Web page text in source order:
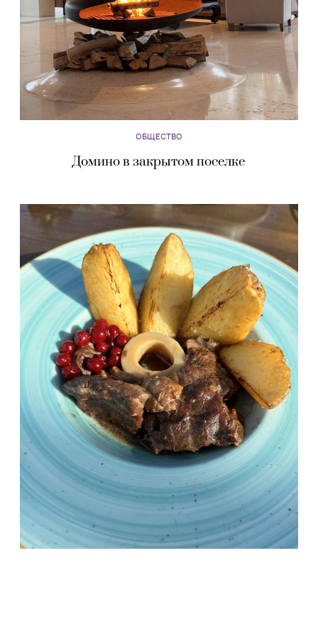
ОБЩЕСТВО
Домино в закрытом поселке